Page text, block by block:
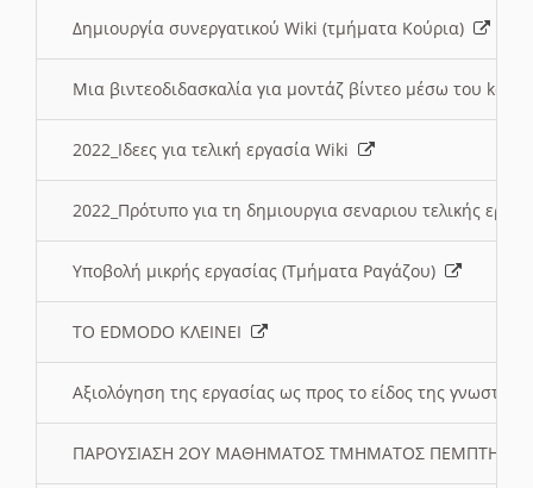
Δημιουργία συνεργατικού Wiki (τμήματα Κούρια)
Μια βιντεοδιδασκαλία για μοντάζ βίντεο μέσω του
2022_Ιδεες για τελική εργασία Wiki
2022_Πρότυπο για τη δημιουργια σεναριου τελικής
Υποβολή μικρής εργασίας (Τμήματα Ραγάζου)
ΤΟ EDMODO ΚΛΕΙΝΕΙ
Αξιολόγηση της εργασίας ως προς το είδος της
ΠΑΡΟΥΣΙΑΣΗ 2ΟΥ ΜΑΘΗΜΑΤΟΣ ΤΜΗΜΑΤΟΣ